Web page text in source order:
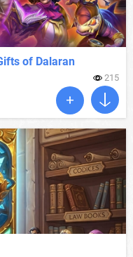
of Dalaran
215